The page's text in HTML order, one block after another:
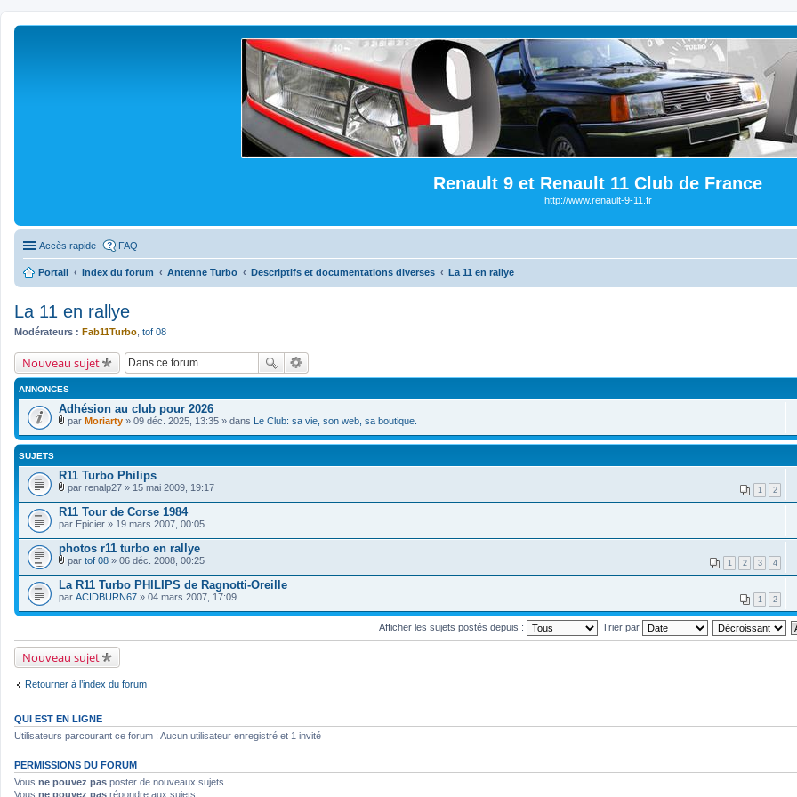
Renault 9 et Renault 11 Club de France
http://www.renault-9-11.fr
Accès rapide FAQ
Portail Index du forum Antenne Turbo Descriptifs et documentations diverses La 11 en rallye
La 11 en rallye
Modérateurs : Fab11Turbo tof 08
Nouveau sujet
ANNONCES
Adhésion au club pour 2026
F
i
i
e
r
(
s
)
j
o
n
t
(
s
)
par Moriarty » 09 déc. 2025, 13:35 » dans Le Club: sa vie, son web, sa boutique.
SUJETS
R11 Turbo Philips
1 2
F
i
c
h
i
e
r
s
)
j
o
t
(
s
par renalp27 » 15 mai 2009, 19:17
R11 Tour de Corse 1984
par Epicier » 19 mars 2007, 00:05
photos r11 turbo en rallye
1 2 3 4
F
c
h
i
(
s
)
o
t
(
s
par tof 08 » 06 déc. 2008, 00:25
La R11 Turbo PHILIPS de Ragnotti-Oreille
1 2
par ACIDBURN67 » 04 mars 2007, 17:09
Afficher les sujets postés depuis : Trier par
Nouveau sujet
Retourner à l’index du forum
QUI EST EN LIGNE
Utilisateurs parcourant ce forum : Aucun utilisateur enregistré et 1 invité
PERMISSIONS DU FORUM
Vous ne pouvez pas poster de nouveaux sujets
Vous ne pouvez pas répondre aux sujets